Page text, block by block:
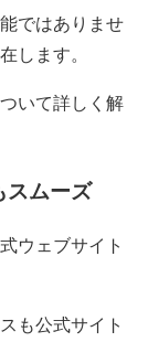
ではありませ
します。
いて詳しく解
スムーズ
ウェブサイト
も公式サイト